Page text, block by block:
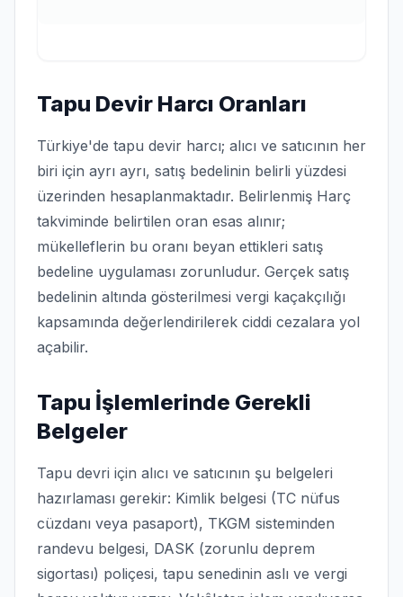
Tapu Devir Harcı Oranları
Türkiye'de tapu devir harcı; alıcı ve satıcının her
biri için ayrı ayrı, satış bedelinin belirli yüzdesi
üzerinden hesaplanmaktadır. Belirlenmiş Harç
takviminde belirtilen oran esas alınır;
mükelleflerin bu oranı beyan ettikleri satış
bedeline uygulaması zorunludur. Gerçek satış
bedelinin altında gösterilmesi vergi kaçakçılığı
kapsamında değerlendirilerek ciddi cezalara yol
açabilir.
Tapu İşlemlerinde Gerekli
Belgeler
Tapu devri için alıcı ve satıcının şu belgeleri
hazırlaması gerekir: Kimlik belgesi (TC nüfus
cüzdanı veya pasaport), TKGM sisteminden
randevu belgesi, DASK (zorunlu deprem
sigortası) poliçesi, tapu senedinin aslı ve vergi